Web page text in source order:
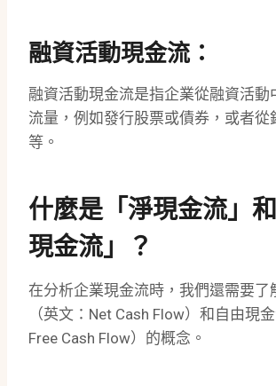
融資活動現金流：
融資活動現金流是指企業從融資活動
流量，例如發行股票或債券，或者從
等。
什麼是「淨現金流」
現金流」？
在分析企業現金流時，我們還需要了
（英文：Net Cash Flow）和自由現
Free Cash Flow）的概念。